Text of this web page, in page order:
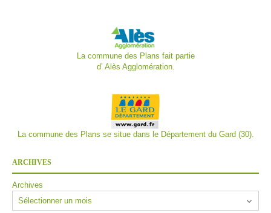
La commune des Plans fait partie
d’ Alès Agglomération.
La commune des Plans se situe dans le Département du Gard (30).
ARCHIVES
Archives